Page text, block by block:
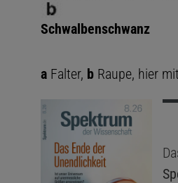
Schwalbenschwanz
aFalter, bRaupe, hier